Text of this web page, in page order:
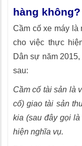
hàng không?
Cầm cố xe máy là
cho việc thực
Dân sự năm
sau:
Cầm cố tài sản là
cố) giao tài sản
kia (sau đây gọi
hiện nghĩa vụ.